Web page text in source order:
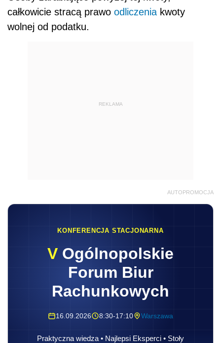
całkowicie stracą prawo odliczenia kwoty
wolnej od podatku.
REKLAMA
AUTOPROMOCJA
KONFERENCJA STACJONARNA
V Ogólnopolskie
Forum Biur
Rachunkowych
16.09.2026 8:30-17:10 Warszawa
Praktyczna wiedza • Najlepsi Eksperci • Stoły